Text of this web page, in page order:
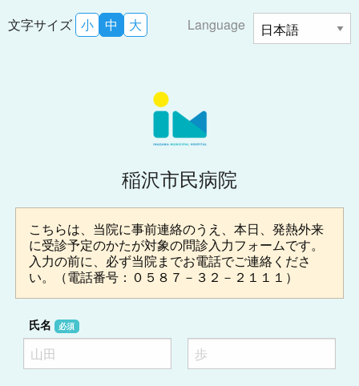
文字サイズ 小 中 大 Language
稲沢市民病院
こちらは、当院に事前連絡のうえ、本日、発熱外来
に受診予定のかたが対象の問診入力フォームです。
入力の前に、必ず当院までお電話でご連絡くださ
い。（電話番号：０５８７－３２－２１１１）
氏名 必須